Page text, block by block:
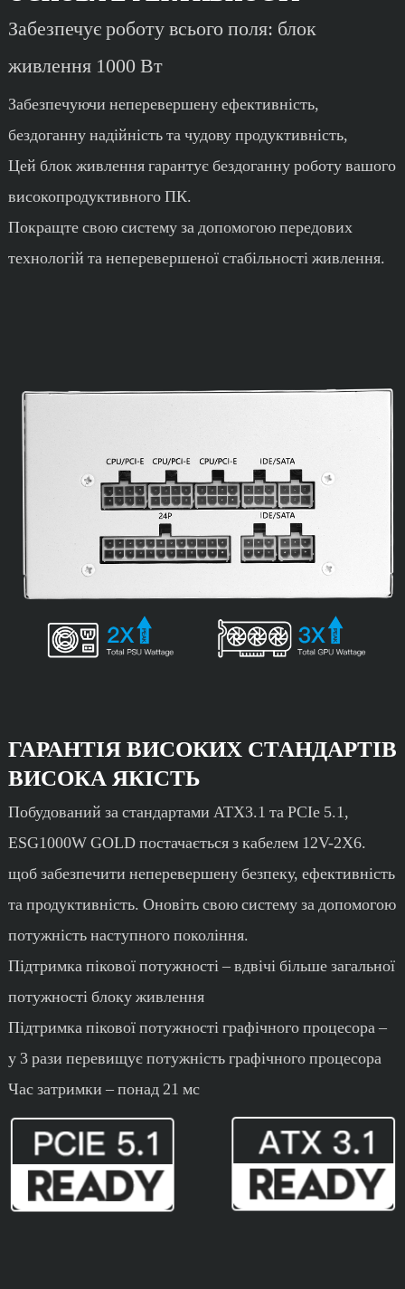
Забезпечує роботу всього поля: блок
живлення 1000 Вт
Забезпечуючи неперевершену ефективність,
бездоганну надійність та чудову продуктивність,
Цей блок живлення гарантує бездоганну роботу вашого
високопродуктивного ПК.
Покращте свою систему за допомогою передових
технологій та неперевершеної стабільності живлення.
ГАРАНТІЯ ВИСОКИХ СТАНДАРТІВ
ВИСОКА ЯКІСТЬ
Побудований за стандартами ATX3.1 та PCIe 5.1,
ESG1000W GOLD постачається з кабелем 12V-2X6.
щоб забезпечити неперевершену безпеку, ефективність
та продуктивність. Оновіть свою систему за допомогою
потужність наступного покоління.
Підтримка пікової потужності – вдвічі більше загальної
потужності блоку живлення
Підтримка пікової потужності графічного процесора –
у 3 рази перевищує потужність графічного процесора
Час затримки – понад 21 мс